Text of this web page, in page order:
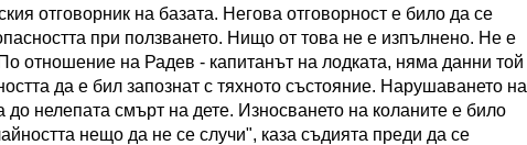
отговорник на базата. Негова отговорност е било да се
при ползването. Нищо от това не е изпълнено. Не е
отношение на Радев - капитанът на лодката, няма данни той
да е бил запознат с тяхното състояние. Нарушаването на
до нелепата смърт на дете. Износването на коланите е било
нещо да не се случи", каза съдията преди да се